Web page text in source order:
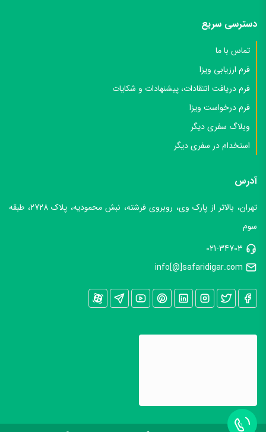
دسترسی سریع
تماس با ما
فرم ارزیابی ویزا
فرم دریافت انتقادات، پیشنهادات و شکایات
فرم درخواست ویزا
وبلاگ سفری دیگر
استخدام در سفری دیگر
آدرس
تهران، بالاتر از پارک وی، روبروی فرشته، نبش محمودیه، پلاک 2728، طبقه
سوم
021-34703
info[@]safaridigar.com